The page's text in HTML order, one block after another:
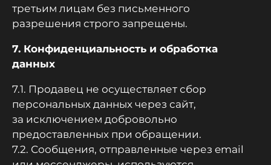
третьим лицам без письменного
разрешения строго запрещены.
7. Конфиденциальность и обработка
данных
7.1. Продавец не осуществляет сбор
персональных данных через сайт,
за исключением добровольно
предоставленных при обращении.
7.2. Сообщения, отправленные через email